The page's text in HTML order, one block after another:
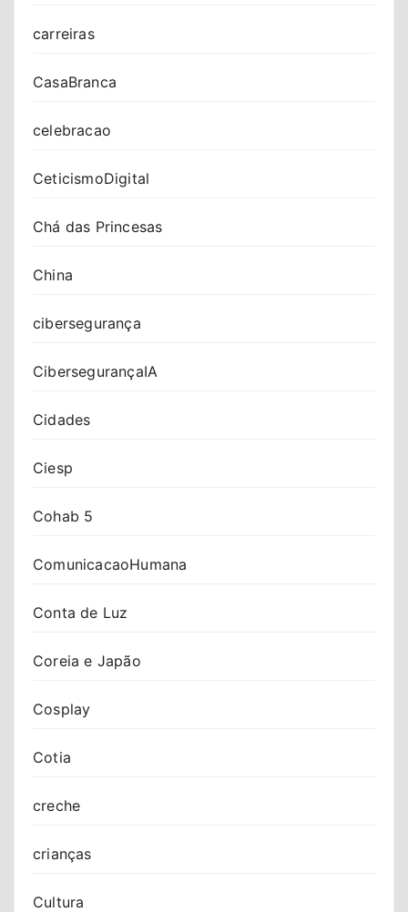
carreiras
CasaBranca
celebracao
CeticismoDigital
Chá das Princesas
China
cibersegurança
CibersegurançaIA
Cidades
Ciesp
Cohab 5
ComunicacaoHumana
Conta de Luz
Coreia e Japão
Cosplay
Cotia
creche
crianças
Cultura